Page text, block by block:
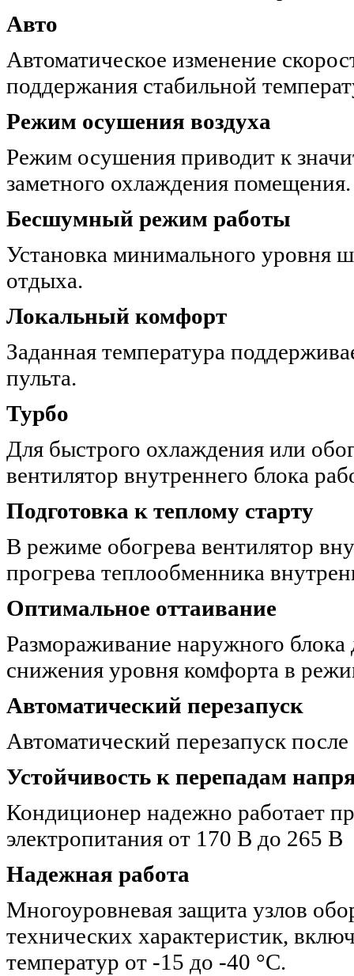
Авто
Автоматическое изменение
поддержания стабильной
Режим осушения воздуха
Режим осушения приводит к
заметного охлаждения помещения.
Бесшумный режим работы
Установка минимального уровня
отдыха.
Локальный комфорт
Заданная температура
пульта.
Турбо
Для быстрого охлаждения или
вентилятор внутреннего блока
Подготовка к теплому старту
В режиме обогрева вентилятор
прогрева теплообменника
Оптимальное оттаивание
Размораживание наружного блока
снижения уровня комфорта в
Автоматический перезапуск
Автоматический перезапуск
Устойчивость к перепадам
Кондиционер надежно работает
электропитания от 170 В до 265 В
Надежная работа
Многоуровневая защита узлов
технических характеристик,
температур от -15 до -40 °С.